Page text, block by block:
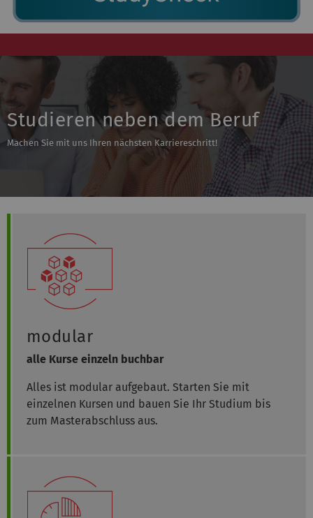
Studieren neben dem Beruf
Machen Sie mit uns Ihren nächsten Karriereschritt!
modular
alle Kurse einzeln buchbar
Alles ist modular aufgebaut. Starten Sie mit
einzelnen Kursen und bauen Sie Ihr Studium bis
zum Masterabschluss aus.